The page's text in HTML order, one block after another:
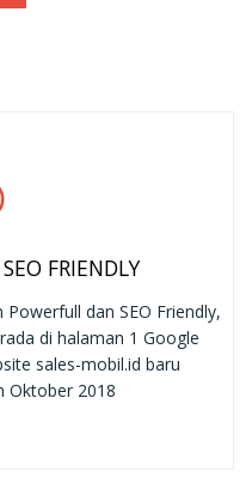
FRIENDLY
dan SEO Friendly,
di halaman 1 Google
sales-mobil.id baru
Oktober 2018